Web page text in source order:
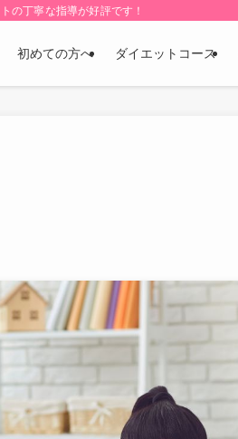
の丁寧な指導が好評です！
初めての方へ ダイエットコース